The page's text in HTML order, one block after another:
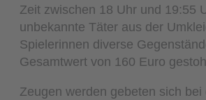
Zeit zwischen 18 Uhr und 19:55
unbekannte Täter aus der
Spielerinnen diverse
Gesamtwert von 160 Euro
Zeugen werden gebeten sich bei